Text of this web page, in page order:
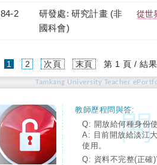
84-2
研發處: 研究計畫 (非
國科會)
從世
1 (current)
2 次頁 末頁 第 1 頁 / 結
Tamkang University Teacher
教師歷程問與答:
Q: 開放給何種身份
A: 目前開放給淡江
使用。
Q: 資料不完整(正確